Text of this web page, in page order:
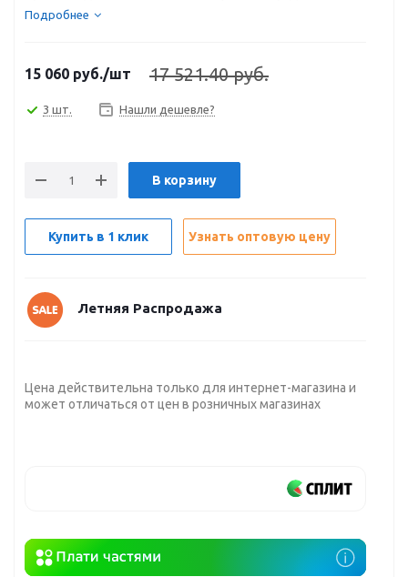
Подробнее
15 060 руб./шт 17 521.40 руб.
3 шт. Нашли дешевле?
В корзину
Купить в 1 клик Узнать оптовую цену
Летняя Распродажа
Цена действительна только для интернет-магазина и
может отличаться от цен в розничных магазинах